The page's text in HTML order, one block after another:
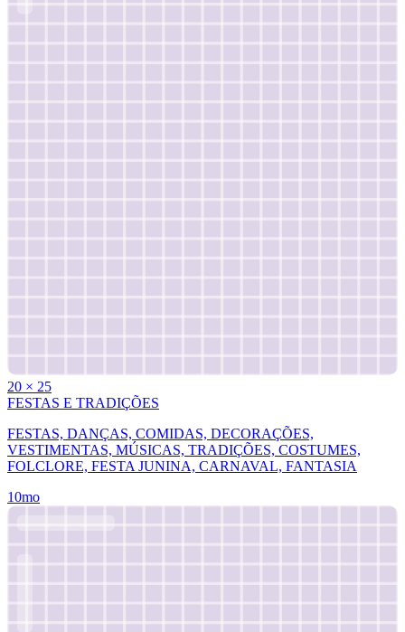
20 × 25
FESTAS E TRADIÇÕES
FESTAS, DANÇAS, COMIDAS, DECORAÇÕES,
VESTIMENTAS, MÚSICAS, TRADIÇÕES, COSTUMES,
FOLCLORE, FESTA JUNINA, CARNAVAL, FANTASIA
10mo